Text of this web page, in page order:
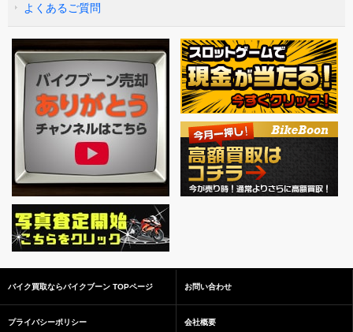
よくあるご質問
バイク買取ならバイクブーン TOPページ お問い合わせ
プライバシーポリシー 会社概要